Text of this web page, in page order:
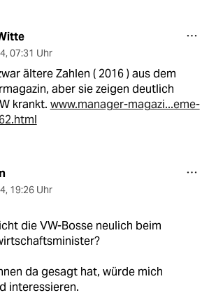
, 07:31 Uhr
ältere Zahlen ( 2016 ) aus dem
aber sie zeigen deutlich
krankt. www.manager-magazi...eme-
, 19:26 Uhr
die VW-Bosse neulich beim
da gesagt hat, würde mich
interessieren.